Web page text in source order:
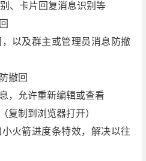
、卡片回复消息识别等
以及群主或管理员消息防撤
撤回
，允许重新编辑或查看
复制到浏览器打开）
火箭进度条特效，解决以往